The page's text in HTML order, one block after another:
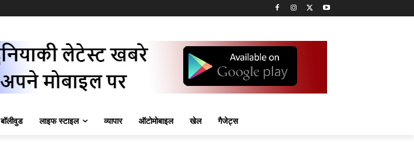
बॉलीवुड लाइफ स्टाइल व्यापार ऑटोमोबाइल खेल गैजेट्स